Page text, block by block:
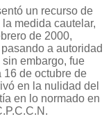
un recurso de
medida cautelar,
de 2000,
a autoridad
embargo, fue
16 de octubre de
en la nulidad del
en lo normado en